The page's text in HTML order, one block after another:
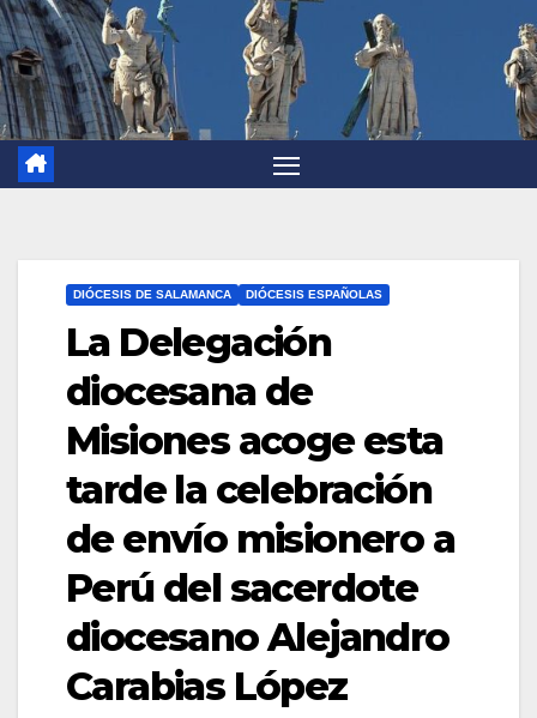
DIÓCESIS DE SALAMANCA DIÓCESIS ESPAÑOLAS
La Delegación
diocesana de
Misiones acoge esta
tarde la celebración
de envío misionero a
Perú del sacerdote
diocesano Alejandro
Carabias López